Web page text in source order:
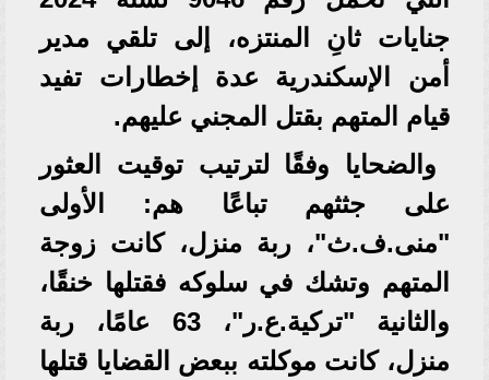
جنايات ثانِ المنتزه، إلى تلقي مدير
أمن الإسكندرية عدة إخطارات تفيد
قيام المتهم بقتل المجني عليهم.
والضحايا وفقًا لترتيب توقيت العثور
على جثثهم تباعًا هم: الأولى
"منى.ف.ث"، ربة منزل، كانت زوجة
المتهم وتشك في سلوكه فقتلها خنقًا،
والثانية "تركية.ع.ر"، 63 عامًا، ربة
منزل، كانت موكلته ببعض القضايا قتلها